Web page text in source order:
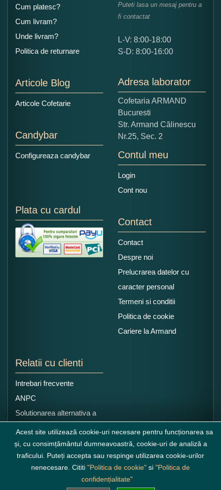
Ce nota acordati acestui produs?
5
Copiati alaturi numarul din imagine:
Cum platesc?
Cum livram?
Unde livram?
Politica de returnare
Articole Blog
Articole Cofetarie
Candybar
Configureaza candybar
Puteti lasa un mesaj pentru a
fi contactat
L-V: 8:00-18:00
S-D: 8:00-16:00
Adresa laborator
Cofetaria ARMAND
Bucuresti
Str. Armand Călinescu
Nr.25, Sec. 2
Contul meu
Login
Cont nou
Plata cu cardul
Contact
Contact
Despre noi
Prelucrarea datelor cu
caracter personal
Termeni si conditii
Politica de cookie
Cariere la Armand
Relatii cu clienti
Intrebari frecvente
ANPC
Solutionarea alternativa a
litigiilor
Acest site utilizează cookie-uri necesare pentru funcționarea sa
și, cu consimțământul dumneavoastră, cookie-uri de analiză a
traficului. Puteți accepta sau respinge utilizarea cookie-urilor
nenecesare. Cititi "Politica de cookie" si "Politica de
confidențialitate"